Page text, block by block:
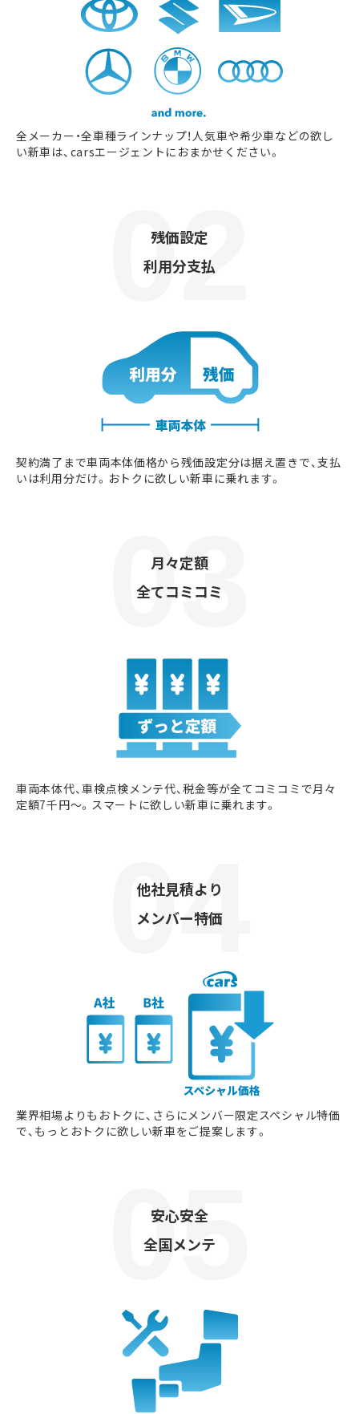
全メーカー・全車種ラインナップ！人気車や希少車などの欲し
い新車は、carsエージェントにおまかせください。
残価設定
利用分支払
契約満了まで車両本体価格から残価設定分は据え置きで、支払
いは利用分だけ。おトクに欲しい新車に乗れます。
月々定額
全てコミコミ
車両本体代、車検点検メンテ代、税金等が全てコミコミで月々
定額7千円〜。スマートに欲しい新車に乗れます。
他社見積より
メンバー特価
業界相場よりもおトクに、さらにメンバー限定スペシャル特価
で、もっとおトクに欲しい新車をご提案します。
安心安全
全国メンテ